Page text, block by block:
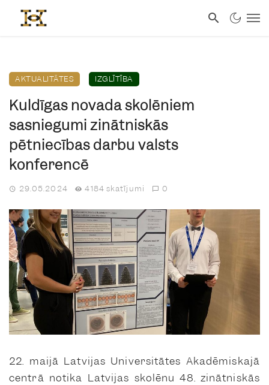
AKTUALITĀTES IZGLĪTĪBA
Kuldīgas novada skolēniem
sasniegumi zinātniskās
pētniecības darbu valsts
konferencē
29.05.2024 4184 skatījumi 0
22. maijā Latvijas Universitātes Akadēmiskajā
centrā notika Latvijas skolēnu 48. zinātniskās